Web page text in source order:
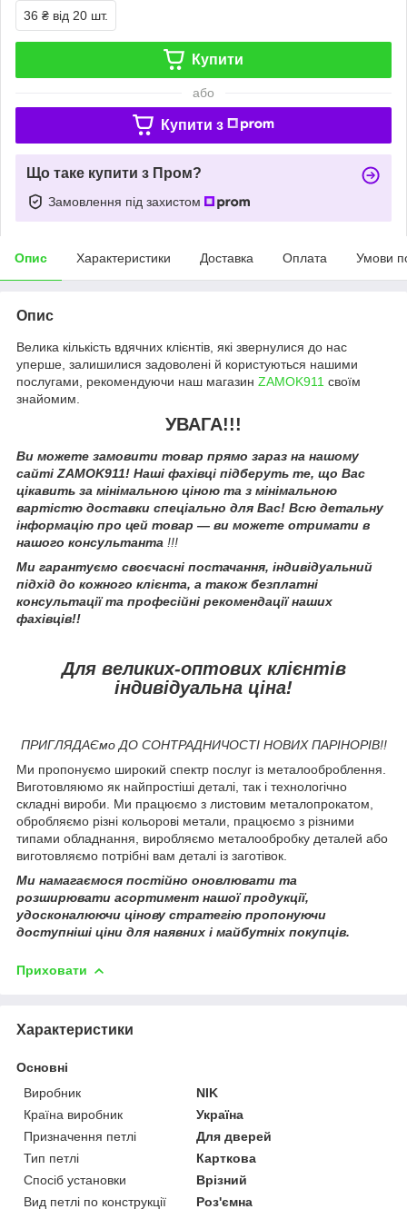
36 ₴ від 20 шт.
Купити
або
Купити з
Що таке купити з Пром?
Замовлення під захистом
Опис Характеристики Доставка Оплата Умови
Опис
Велика кількість вдячних клієнтів, які звернулися до нас
уперше, залишилися задоволені й користуються нашими
послугами, рекомендуючи наш магазин ZAMOK911 своїм
знайомим.
УВАГА!!!
Ви можете замовити товар прямо зараз на нашому
сайті ZAMOK911! Наші фахівці підберуть те, що Вас
цікавить за мінімальною ціною та з мінімальною
вартістю доставки спеціально для Вас! Всю детальну
інформацію про цей товар — ви можете отримати в
нашого консультанта !!!
Ми гарантуємо своєчасні постачання, індивідуальний
підхід до кожного клієнта, а також безплатні
консультації та професійні рекомендації наших
фахівців!!
Для великих-оптових клієнтів
індивідуальна ціна!
ПРИГЛЯДАЄмо ДО СОНТРАДНИЧОСТІ НОВИХ ПАРІНОРІВ!!
Ми пропонуємо широкий спектр послуг із металооброблення.
Виготовляюмо як найпростіші деталі, так і технологічно
складні вироби. Ми працюємо з листовим металопрокатом,
обробляємо різні кольорові метали, працюємо з різними
типами обладнання, виробляємо металообробку деталей або
виготовляємо потрібні вам деталі із заготівок.
Ми намагаємося постійно оновлювати та
розширювати асортимент нашої продукції,
удосконалюючи цінову стратегію пропонуючи
доступніші ціни для наявних і майбутніх покупців.
Приховати
Характеристики
Основні
Виробник
NIK
Країна виробник
Україна
Призначення петлі
Для дверей
Тип петлі
Карткова
Спосіб установки
Врізний
Вид петлі по конструкції
Роз'ємна